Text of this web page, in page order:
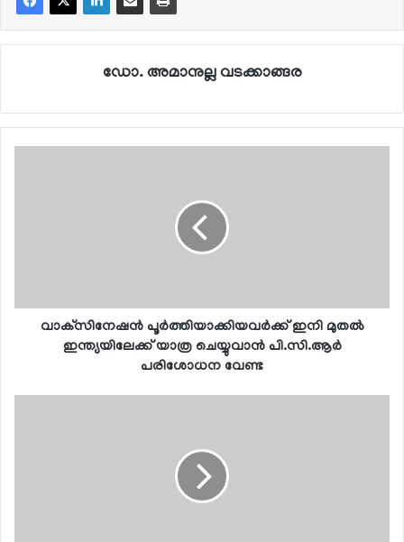
ഡോ. അമാനുല്ല വടക്കാങ്ങര
വാക്‌സിനേഷന്‍ പൂര്‍ത്തിയാക്കിയവര്‍ക്ക് ഇനി മുതല്‍
ഇന്ത്യയിലേക്ക് യാത്ര ചെയ്യുവാന്‍ പി.സി.ആര്‍
പരിശോധന വേണ്ട